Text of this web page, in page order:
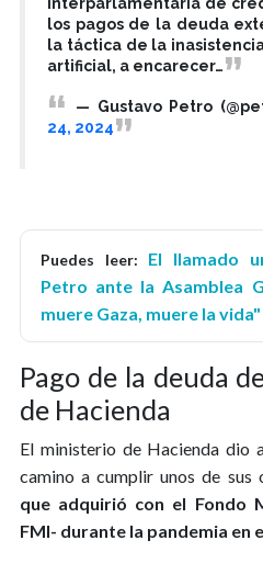
los pagos de la deuda
la táctica de la
artificial, a encarecer…
— Gustavo Petro
24, 2024
Puedes leer: El llamado
Petro ante la Asamblea
muere Gaza, muere la vida"
Pago de la deuda
de Hacienda
El ministerio de Hacienda dio
camino a cumplir unos de sus
que adquirió con el Fondo
FMI- durante la pandemia en